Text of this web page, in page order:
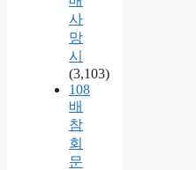
사
망
시
(3,103)
108
배
참
회
문